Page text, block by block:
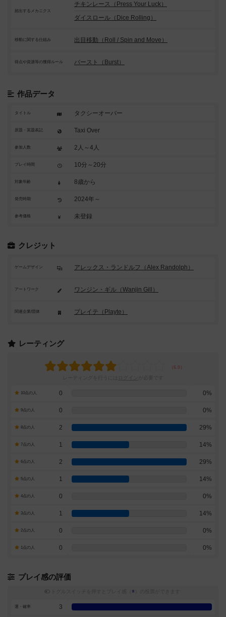
頻出するメカニクス
チキンレース（Press Your Luck）
ダイスロール（Dice Rolling）
移動に関する仕組み 出目移動（Roll / Spin and Move）
得点や資源等の獲得ルール バースト（Burst）
作品データ
タイトル タクシーオーバー
原題・英題表記 Taxi Over
参加人数 2人～4人
プレイ時間 10分～20分
対象年齢 8歳から
発売時期 2024年～
参考価格 未登録
クレジット
ゲームデザイン アレックス・ランドルフ（Alex Randolph）
アートワーク ワンジン・ギル（Wanjin Gill）
関連企業/団体 プレイテ（Playte）
レーティング
10点の人 0 0%
9点の人 0 0%
8点の人 2 29%
7点の人 1 14%
6点の人 2 29%
5点の人 1 14%
4点の人 0 0%
3点の人 1 14%
2点の人 0 0%
1点の人 0 0%
プレイ感の評価
※
運・確率 3